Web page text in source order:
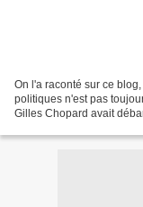
On l'a raconté sur ce
politiques n'est pas
Gilles Chopard avait